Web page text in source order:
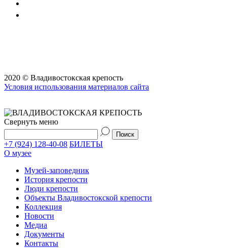
2020 © Владивостокская крепость
Условия использования материалов сайта
Свернуть меню
+7 (924) 128-40-08 БИЛЕТЫ
О музее
Музей-заповедник
История крепости
Люди крепости
Объекты Владивостокской крепости
Коллекция
Новости
Медиа
Документы
Контакты